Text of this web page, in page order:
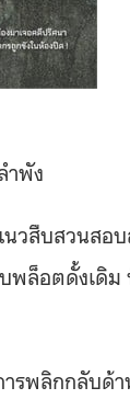
ำพัง
นวสืบสวนสอ
พล็อตดั้งเดิ
ารพลิกกลับ